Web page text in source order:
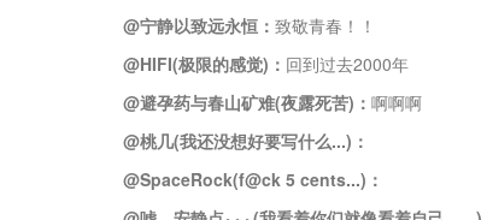
@宁静以致远永恒： 致敬青春！！
@HIFI(极限的感觉)： 回到过去2000年
@避孕药与春山矿难(夜露死苦)： 啊啊啊
@桃几(我还没想好要写什么...)：
@SpaceRock(f@ck 5 cents...)：